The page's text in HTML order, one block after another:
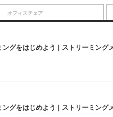
グをはじめよう | ストリーミング
グをはじめよう | ストリーミング
オフィスチェア